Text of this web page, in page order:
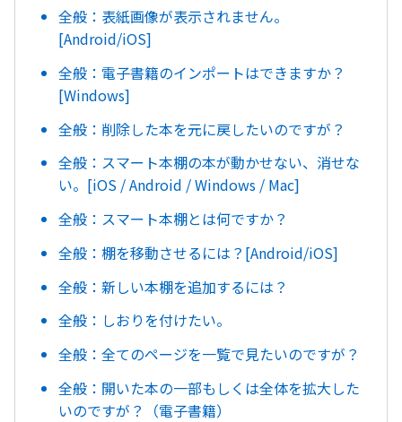
全般：表紙画像が表示されません。
[Android/iOS]
全般：電子書籍のインポートはできますか？
[Windows]
全般：削除した本を元に戻したいのですが？
全般：スマート本棚の本が動かせない、消せな
い。[iOS / Android / Windows / Mac]
全般：スマート本棚とは何ですか？
全般：棚を移動させるには？[Android/iOS]
全般：新しい本棚を追加するには？
全般：しおりを付けたい。
全般：全てのページを一覧で見たいのですが？
全般：開いた本の一部もしくは全体を拡大した
いのですが？（電子書籍）